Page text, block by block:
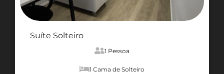
Suíte Solteiro
1 Pessoa
1 Cama de Solteiro